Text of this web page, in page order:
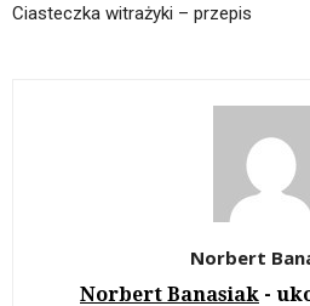
Ciasteczka witrażyki – przepis
Norbert
Norbert Banasiak -